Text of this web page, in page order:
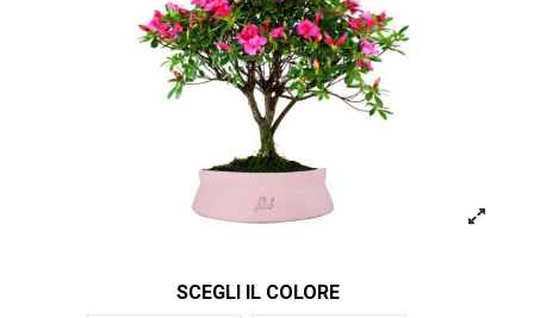
SCEGLI IL COLORE